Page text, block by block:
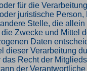
für die
juristische Person,
Stelle, die
Zwecke und Mittel
Daten
dieser Verarbeitung
das Recht der
der